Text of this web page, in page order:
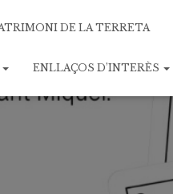
DE LA TERRETA
ENLLAÇOS D’INTERÈS